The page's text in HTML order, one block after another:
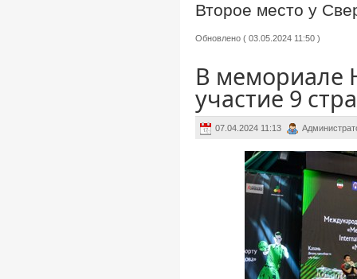
Второе место у
Обновлено ( 03.05.2024 11:50 )
В мемориале
участие 9
07.04.2024 11:13